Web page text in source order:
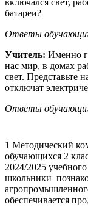
включался свет,
батареи?
Ответы
Учитель: Именно
нас мир, в домах
свет. Представьте
отключат
Ответы
1 Методический
обучающихся 2
2024/2025
школьники
обеспечивается